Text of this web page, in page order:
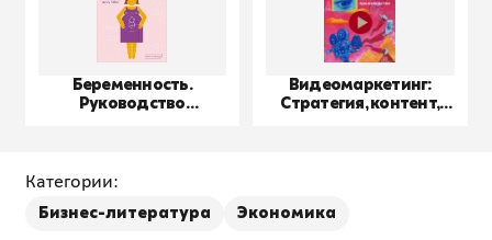
Беременность.
Руководство
Видеомаркетинг:
Стратегия, контент,
Категории:
Бизнес-литература Экономика